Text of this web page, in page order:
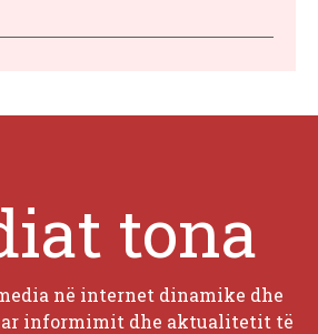
tona
në internet dinamike dhe
informimit dhe aktualitetit të